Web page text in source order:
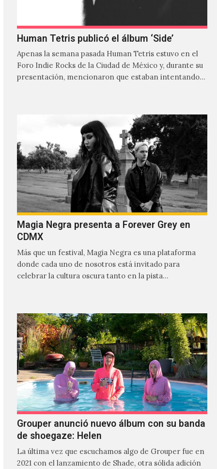
Human Tetris publicó el álbum ‘Side’
Apenas la semana pasada Human Tetris estuvo en el
Foro Indie Rocks de la Ciudad de México y, durante su
presentación, mencionaron que estaban intentando…
Magia Negra presenta a Forever Grey en
CDMX
Más que un festival, Magia Negra es una plataforma
donde cada uno de nosotros está invitado para
celebrar la cultura oscura tanto en la pista…
Grouper anunció nuevo álbum con su banda
de shoegaze: Helen
La última vez que escuchamos algo de Grouper fue en
2021 con el lanzamiento de Shade, otra sólida adición